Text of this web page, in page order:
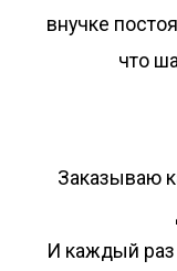
внучке
что
Заказываю
И каждый раз